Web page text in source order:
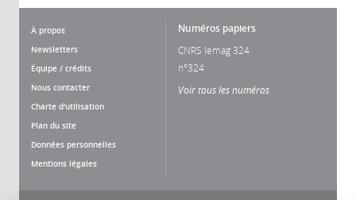
À propos
Newsletters
Équipe / crédits
Nous contacter
Charte d'utilisation
Plan du site
Données personnelles
Mentions légales
Numéros papiers
CNRS lemag 324
n°324
Voir tous les numéros